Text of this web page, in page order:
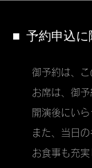
■ 予約申込に
御予約は、
お席は、御
開演後にい
また、当日
お食事も充